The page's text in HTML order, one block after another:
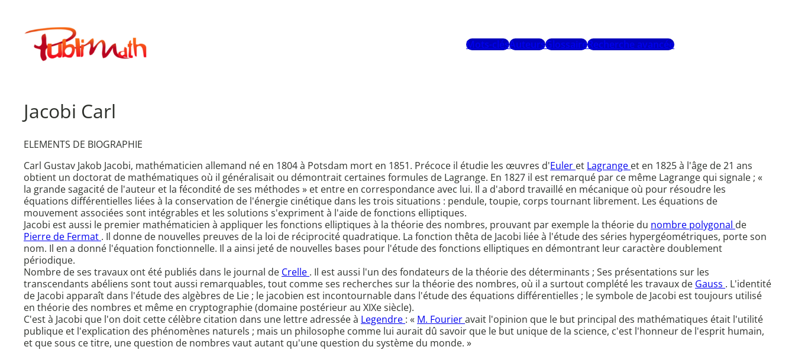
contenuPublimath
Mots-clésAuteursGlossaireRecherche avancée
Jacobi Carl
ELEMENTS DE BIOGRAPHIE
Carl Gustav Jakob Jacobi, mathématicien allemand né en 1804 à Potsdam mort en 1851. Précoce il étudie les œuvres d'Euler et Lagrange et en 1825 à l'âge de 21 ans
obtient un doctorat de mathématiques où il généralisait ou démontrait certaines formules de Lagrange. En 1827 il est remarqué par ce même Lagrange qui signale ; «
la grande sagacité de l'auteur et la fécondité de ses méthodes » et entre en correspondance avec lui. Il a d'abord travaillé en mécanique où pour résoudre les
équations différentielles liées à la conservation de l'énergie cinétique dans les trois situations : pendule, toupie, corps tournant librement. Les équations de
mouvement associées sont intégrables et les solutions s'expriment à l'aide de fonctions elliptiques.
Jacobi est aussi le premier mathématicien à appliquer les fonctions elliptiques à la théorie des nombres, prouvant par exemple la théorie du nombre polygonal de
Pierre de Fermat . Il donne de nouvelles preuves de la loi de réciprocité quadratique. La fonction thêta de Jacobi liée à l'étude des séries hypergéométriques, porte son
nom. Il en a donné l'équation fonctionnelle. Il a ainsi jeté de nouvelles bases pour l'étude des fonctions elliptiques en démontrant leur caractère doublement
périodique.
Nombre de ses travaux ont été publiés dans le journal de Crelle . Il est aussi l'un des fondateurs de la théorie des déterminants ; Ses présentations sur les
transcendants abéliens sont tout aussi remarquables, tout comme ses recherches sur la théorie des nombres, où il a surtout complété les travaux de Gauss . L'identité
de Jacobi apparaît dans l'étude des algèbres de Lie ; le jacobien est incontournable dans l'étude des équations différentielles ; le symbole de Jacobi est toujours utilisé
en théorie des nombres et même en cryptographie (domaine postérieur au XIXe siècle).
C'est à Jacobi que l'on doit cette célèbre citation dans une lettre adressée à Legendre : « M. Fourieravait l'opinion que le but principal des mathématiques était l'utilité
publique et l'explication des phénomènes naturels ; mais un philosophe comme lui aurait dû savoir que le but unique de la science, c'est l'honneur de l'esprit humain,
et que sous ce titre, une question de nombres vaut autant qu'une question du système du monde. »